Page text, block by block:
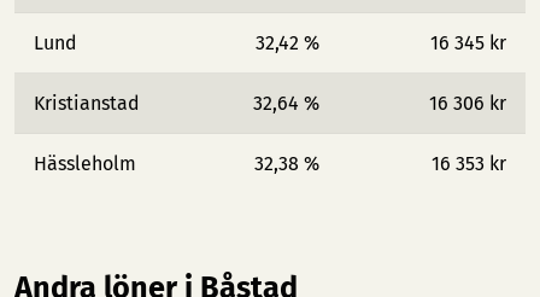
Lund 32,42 % 16 345 kr
Kristianstad 32,64 % 16 306 kr
Hässleholm 32,38 % 16 353 kr
Andra löner i Båstad